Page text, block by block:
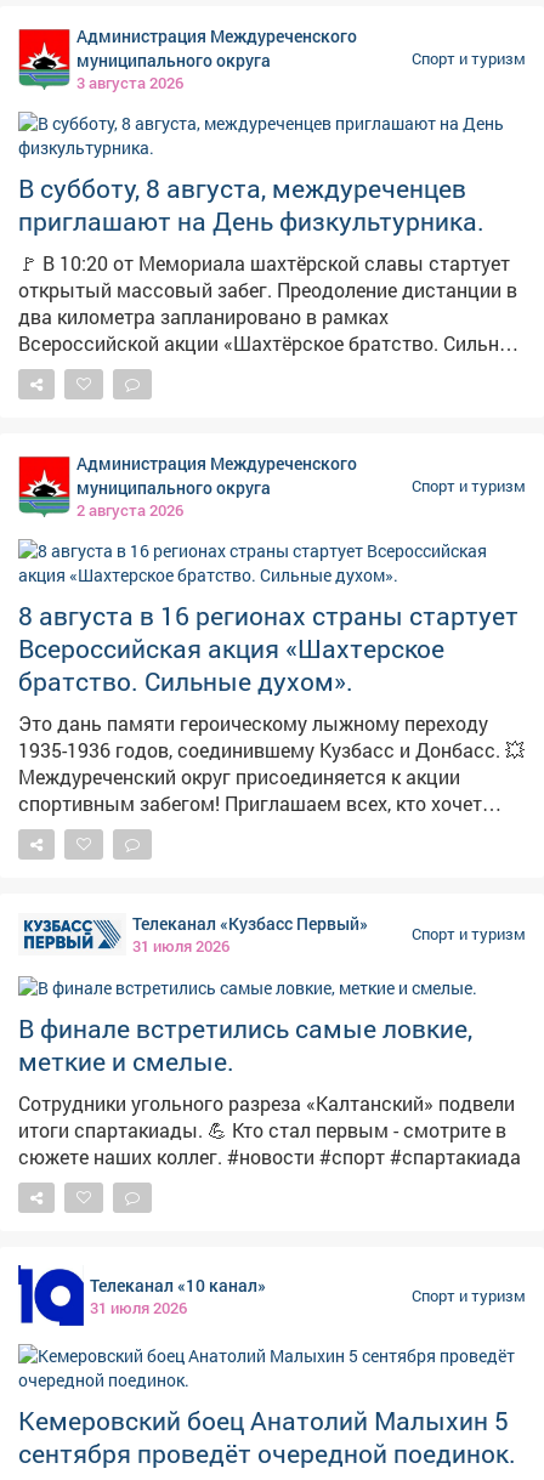
Администрация Междуреченского
муниципального округа
3 августа 2026
Спорт и туризм
В субботу, 8 августа, междуреченцев
приглашают на День физкультурника.
🚩 В 10:20 от Мемориала шахтёрской славы стартует
открытый массовый забег. Преодоление дистанции в
два километра запланировано в рамках
Всероссийской акции «Шахтёрское братство. Сильные
духом». Сбор в 09:30, телефон для справок: 2-10-09.
Участники забега финишируют на стадионе
насыщенной программой. 🔹 Бег и эстафеты 🔹«Забег
карапузов» 🔹Волейбол и флорбол 🔹Армрестлинг
упустите возможность весело и активно провести
время всей семьёй!
Администрация Междуреченского
муниципального округа
2 августа 2026
Спорт и туризм
8 августа в 16 регионах страны стартует
Всероссийская акция «Шахтерское
братство. Сильные духом».
Это дань памяти героическому лыжному переходу
1935-1936 годов, соединившему Кузбасс и Донбасс. 💥
Междуреченский округ присоединяется к акции
спортивным забегом! Приглашаем всех, кто хочет
отдать дань уважения истории, укрепить здоровье и
зарядиться бодростью в кругу единомышленников.
начало сбора гостей; • 10:00 - торжественное
Остались вопросы? Звоните: 8 (38475) 2-10-09.
#шахтерскоебратство
Телеканал «Кузбасс Первый»
31 июля 2026
Спорт и туризм
В финале встретились самые ловкие,
меткие и смелые.
Сотрудники угольного разреза «Калтанский» подвели
итоги спартакиады. 💪 Кто стал первым - смотрите в
сюжете наших коллег. #новости #спорт #спартакиада
Телеканал «10 канал»
31 июля 2026
Спорт и туризм
Кемеровский боец Анатолий Малыхин 5
сентября проведёт очередной поединок.